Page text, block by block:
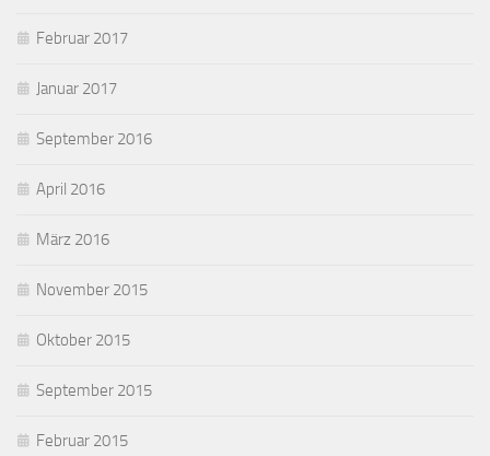
Februar 2017
Januar 2017
September 2016
April 2016
März 2016
November 2015
Oktober 2015
September 2015
Februar 2015